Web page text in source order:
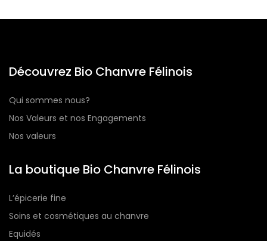
Découvrez Bio Chanvre Félinois
Qui sommes nous?
Nos Valeurs et nos Engagements
Nos valeurs
La boutique Bio Chanvre Félinois
L’épicerie fine
Soins et cosmétiques au chanvre
Equidés